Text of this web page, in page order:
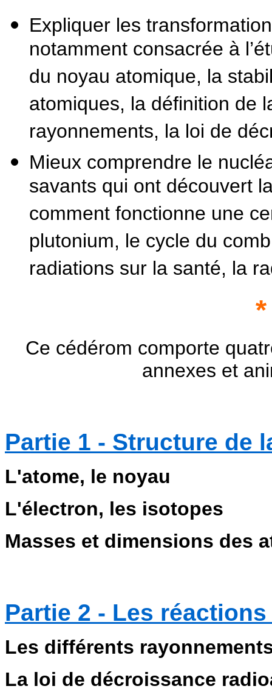
Expliquer les
notamment consacrée à
du noyau atomique, la
atomiques, la définition de
rayonnements, la loi de
Mieux comprendre le
savants qui ont découvert
comment fonctionne une
plutonium, le cycle du
radiations sur la santé, la
Ce cédérom comporte
annexes et
Partie 1 - Structure de
L'atome, le noyau
L'électron, les isotopes
Masses et dimensions des
Partie 2 - Les
Les différents
La loi de décroissance